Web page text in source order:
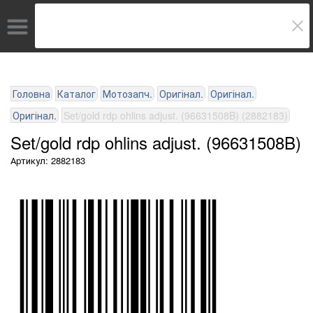
Головна Каталог Мотозапч. Оригінал. Оригінал.
Оригінал. Set/gold rdp ohlins adjust. (96631508B) (2882183)
Set/gold rdp ohlins adjust. (96631508B)
Артикул: 2882183